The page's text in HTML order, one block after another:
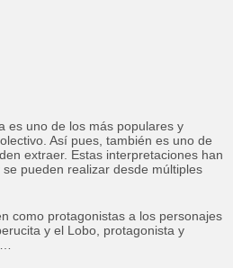
es uno de los más populares y
Así pues, también es uno de
extraer. Estas interpretaciones han
pueden realizar desde múltiples
como protagonistas a los personajes
y el Lobo, protagonista y